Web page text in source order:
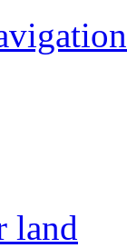
land